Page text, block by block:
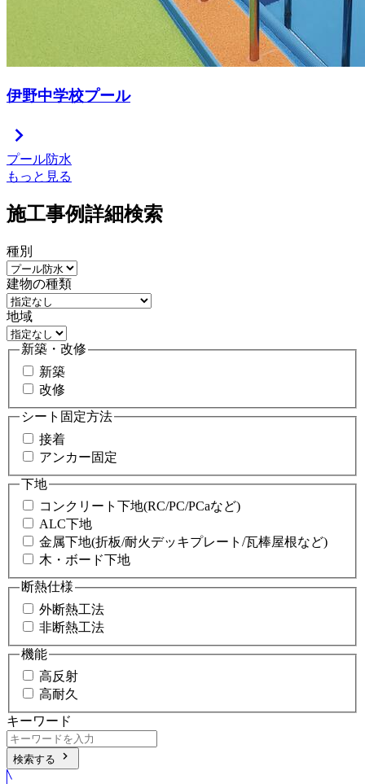
伊野中学校プール
chevron_right
プール防水
もっと見る
施工事例詳細検索
種別
建物の種類
地域
新築・改修
新築
改修
シート固定方法
接着
アンカー固定
下地
コンクリート下地(RC/PC/PCaなど)
ALC下地
金属下地(折板/耐火デッキプレート/瓦棒屋根など)
木・ボード下地
断熱仕様
外断熱工法
非断熱工法
機能
高反射
高耐久
キーワード
検索する chevron_right